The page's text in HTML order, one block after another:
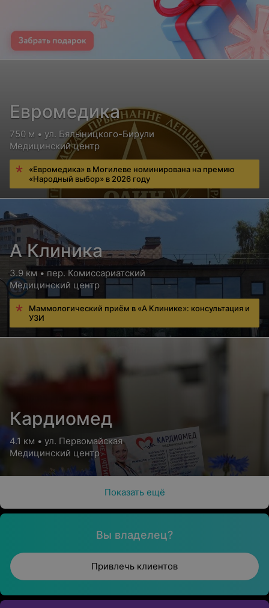
Евромедика
750 м • ул. Бялыницкого-Бирули
Медицинский центр
«Евромедика» в Могилеве номинирована на премию
«Народный выбор» в 2026 году
А Клиника
3.9 км • пер. Комиссариатский
Медицинский центр
Маммологический приём в «А Клинике»: консультация и
УЗИ
Кардиомед
4.1 км • ул. Первомайская
Медицинский центр
Показать ещё
Вы владелец?
Привлечь клиентов